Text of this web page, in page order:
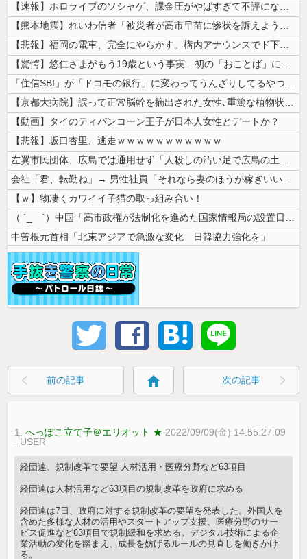
【速報】ホロライブのソシャゲ、課金圧がやばすぎて不評になるwwwwww...
【熊本地震】れいわ信者「被災者が高市早苗に惨状を訴えようとしたら男に阻...
【悲報】福岡の電車、完全にやらかす。構内アナウンスでド下ネタを連発する...
【驚愕】悠仁さまがもう19歳という事実…初の「おことば」にネット民驚嘆
「住信SBI」が「ドコモの銀行」に変わってうんざりしてるやつｗｗｗｗｗ...
【京都大病院】誤って正常脳幹を摘出された女性､重篤な植物状態だが意識は...
【動画】タイのティパンコーン王子が日本人女性とデートか？
【悲報】坂口杏里、逃走ｗｗｗｗｗｗｗｗｗｗｗ
左翼市民団体、広島では通用せず「人殺しの汚い足で広島の土を踏むな！」→...
会社「君、転勤ね」→ 男性社員「それなら妻のほうが稼ぎいいんで辞めます...
【ｗ】物凄くカワイイ子猫の取っ組み合い！
（ ´_ゝ`）中国「高市政権が法制化を進めた国家情報局の設置日が7月3...
中曽根元首相「北東アジアで急激な変化 日韓協力強化を」
前の記事 home 次の記事
1:へっぽこ立て子＠エリオット ★ 2022/09/09(金) 14:55:27.09
_USER
経団連、規制改革で要望 人材活用・医療分野など63項目
経団連は人材活用など63項目の規制改革を政府に求める
経団連は7日、政府に対する規制改革の要望を発表した。外国人を
含めた多様な人材の活用やスタートアップ支援、医療分野のサー
ビス促進など63項目で規制緩和を求める。デジタル技術による企
業活動の変化を踏まえ、成長を妨げるルールの見直しを働きかけ
る。